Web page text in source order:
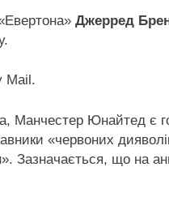
Джерред
Mail.
Манчестер Юнайтед є
«червоних
Зазначається, що на